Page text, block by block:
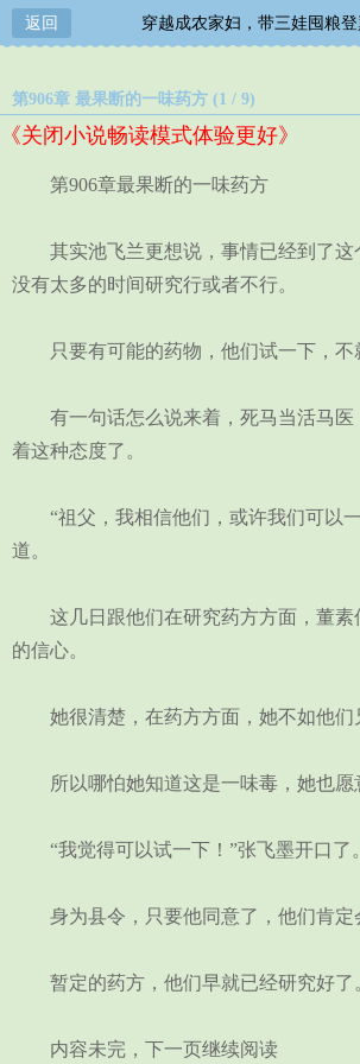
返回 穿越成农家妇，带三娃囤粮
第906章 最果断的一味药方 (1 / 9)
《关闭小说畅读模式体验更好》
第906章最果断的一味药方
其实池飞兰更想说，事情已经到了这
没有太多的时间研究行或者不行。
只要有可能的药物，他们试一下，不
有一句话怎么说来着，死马当活马医
着这种态度了。
“祖父，我相信他们，或许我们可以一
道。
这几日跟他们在研究药方方面，董素
的信心。
她很清楚，在药方方面，她不如他们
所以哪怕她知道这是一味毒，她也愿
“我觉得可以试一下！”张飞墨开口了。
身为县令，只要他同意了，他们肯定
暂定的药方，他们早就已经研究好了
内容未完，下一页继续阅读